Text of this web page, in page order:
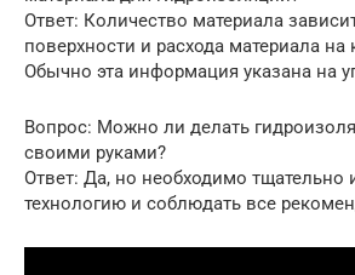
Ответ: Количество материала
поверхности и расхода материала
Обычно эта информация указана на
Вопрос: Можно ли делать
своими руками?
Ответ: Да, но необходимо тщательно
технологию и соблюдать все